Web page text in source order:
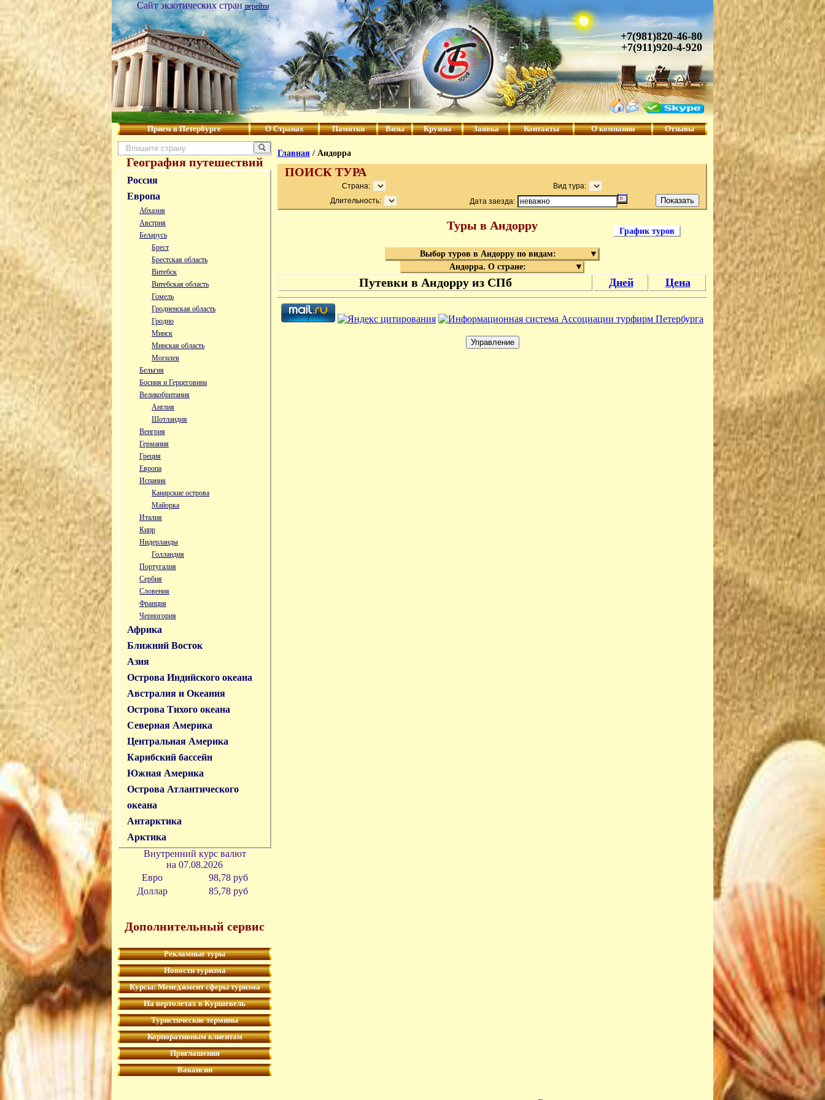
Сайт экзотических странперейти
+7(981)820-46-80
+7(911)920-4-920
Прием в Петербурге О Странах Памятки Визы Круизы Заявка Контакты О компании Отзывы
География путешествий
Россия
Европа
Абхазия
Австрия
Беларусь
Брест
Брестская область
Витебск
Витебская область
Гомель
Гродненская область
Гродно
Минск
Минская область
Могилев
Бельгия
Босния и Герцеговина
Великобритания
Англия
Шотландия
Венгрия
Германия
Греция
Европа
Испания
Канарские острова
Майорка
Италия
Кипр
Нидерланды
Голландия
Португалия
Сербия
Словения
Франция
Черногория
Африка
Ближний Восток
Азия
Острова Индийского океана
Австралия и Океания
Острова Тихого океана
Северная Америка
Центральная Америка
Карибский бассейн
Южная Америка
Острова Атлантического
океана
Антарктика
Арктика
Внутренний курс валют
на 07.08.2026
Евро
98,78 руб
Доллар
85,78 руб
Дополнительный сервис
Рекламные туры
Новости туризма
Курсы: Менеджмент сферы туризма
На вертолетах в Куршевель
Туристические термины
Корпоративным клиентам
Приглашения
Вакансии
Главная / Андорра
ПОИСК ТУРА
Страна:
Вид тура:
Длительность:
Дата заезда:
Туры в Андорру График туров
Выбор туров в Андорру по видам:
▼
Андорра. О стране:
▼
Путевки в Андорру из СПб Дней Цена